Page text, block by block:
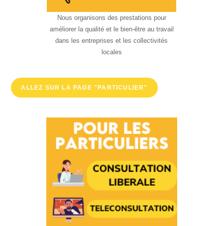
Nous organisons des prestations pour
améliorer la qualité et le bien-être au travail
dans les entreprises et les collectivités
locales
ALLEZ SUR LA PAGE "PARTICULIER"